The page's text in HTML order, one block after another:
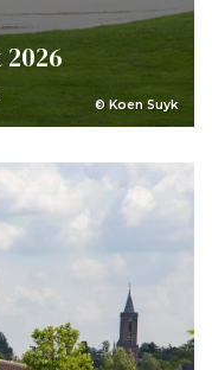
© Koen Suyk